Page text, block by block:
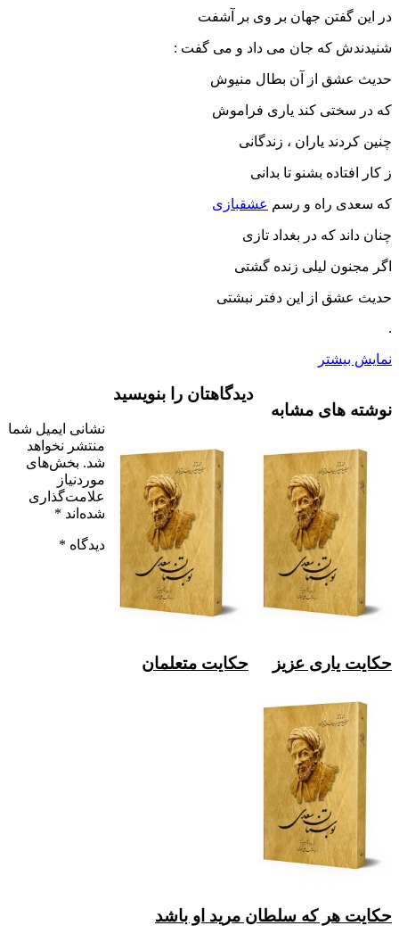
در این گفتن جهان بر وى بر آشفت
شنیدندش که جان مى داد و مى گفت :
حدیث عشق از آن بطال منیوش
که در سختى کند یارى فراموش
چنین کردند یاران ، زندگانى
ز کار افتاده بشنو تا بدانى
که سعدى راه و رسم عشقبازى
چنان داند که در بغداد تازى
اگر مجنون لیلى زنده گشتى
حدیث عشق از این دفتر نبشتى
.
نمایش بیشتر
نوشته های مشابه
حکایت یاری عزیز حکایت متعلمان
حکایت هر که سلطان مرید او باشد
دیدگاهتان را بنویسید
نشانی ایمیل شما
منتشر نخواهد
شد. بخش‌های
موردنیاز
علامت‌گذاری
شده‌اند *
دیدگاه *